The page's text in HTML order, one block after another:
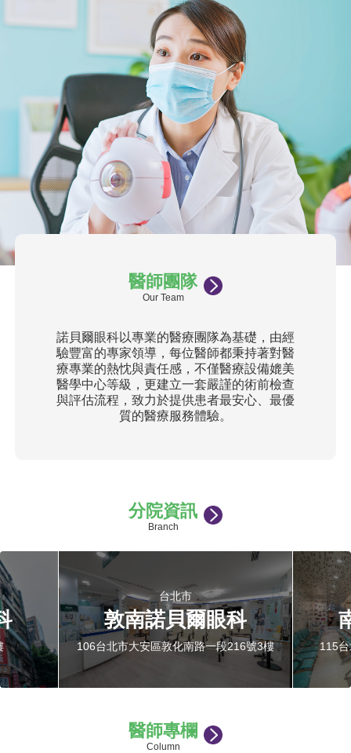
醫師團隊
Our Team
諾貝爾眼科以專業的醫療團隊為基礎，由經
驗豐富的專家領導，每位醫師都秉持著對醫
療專業的熱忱與責任感，不僅醫療設備媲美
醫學中心等級，更建立一套嚴謹的術前檢查
與評估流程，致力於提供患者最安心、最優
質的醫療服務體驗。
分院資訊
Branch
台北市
敦南諾貝爾眼科
106台北市大安區敦化南路一段216號3樓 115
醫師專欄
Column